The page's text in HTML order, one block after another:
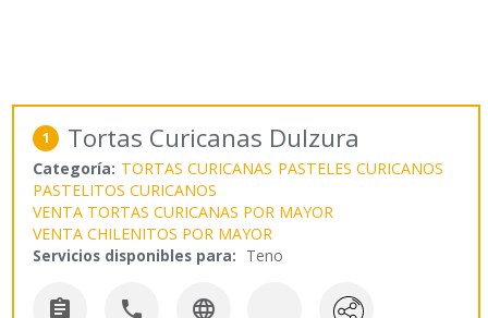
1 Tortas Curicanas Dulzura
Categoría: TORTAS CURICANAS PASTELES CURICANOS
PASTELITOS CURICANOS
VENTA TORTAS CURICANAS POR MAYOR
VENTA CHILENITOS POR MAYOR
Servicios disponibles para: Teno
  